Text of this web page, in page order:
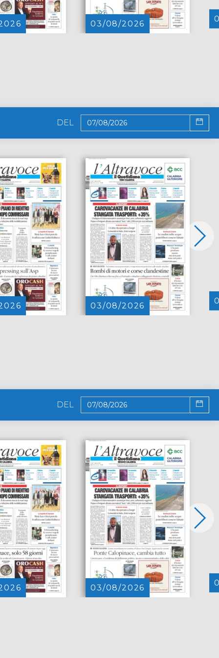
03/08/2026
DEL
03/08/2026
DEL
03/08/2026